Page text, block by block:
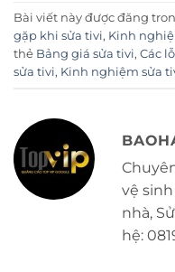
Bài viết này được đăng
gặp khi sửa tivi, Kinh
thẻ Bảng giá sửa tivi, Các
sửa tivi, Kinh nghiệm sửa
vệ
nhà,
hệ: